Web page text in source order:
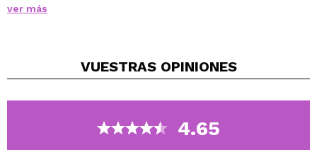
Diseñadas para no dañar las pestañas.
Longitud: 10 cm
NOTA: El color del peine puede variar.
ver más
VUESTRAS OPINIONES
4.65